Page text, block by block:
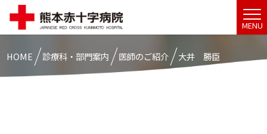
MENU
HOME 診療科・部門案内 医師のご紹介 大井 勝臣